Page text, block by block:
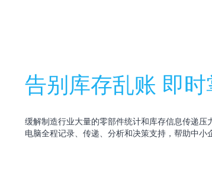
告别库存乱账 即
缓解制造行业大量的零部件统计和库存信息传递
电脑全程记录、传递、分析和决策支持，帮助中小